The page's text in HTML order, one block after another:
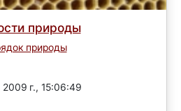
природы
природы
2009 г., 15:06:49